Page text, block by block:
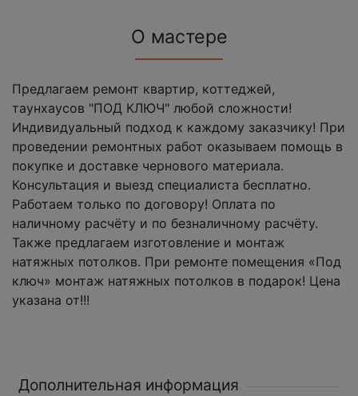
О мастере
Предлагаем ремонт квартир, коттеджей,
таунхаусов "ПОД КЛЮЧ" любой сложности!
Индивидуальный подход к каждому заказчику! При
проведении ремонтных работ оказываем помощь в
покупке и доставке чернового материала.
Консультация и выезд специалиста бесплатно.
Работаем только по договору! Оплата по
наличному расчёту и по безналичному расчёту.
Также предлагаем изготовление и монтаж
натяжных потолков. При ремонте помещения «Под
ключ» монтаж натяжных потолков в подарок! Цена
указана от!!!
Дополнительная информация